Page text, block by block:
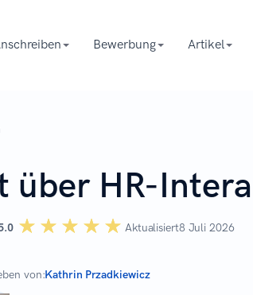
Bewerbung Artikel
über HR-
☆☆☆☆☆
★★★★★ Aktualisiert8 Juli 2026
von:Kathrin Przadkiewicz